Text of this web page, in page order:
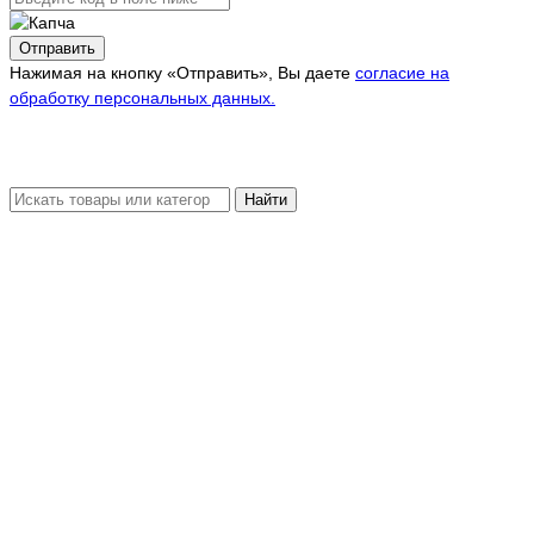
Отправить
Нажимая на кнопку «Отправить», Вы даете согласие на
обработку персональных данных.
Найти